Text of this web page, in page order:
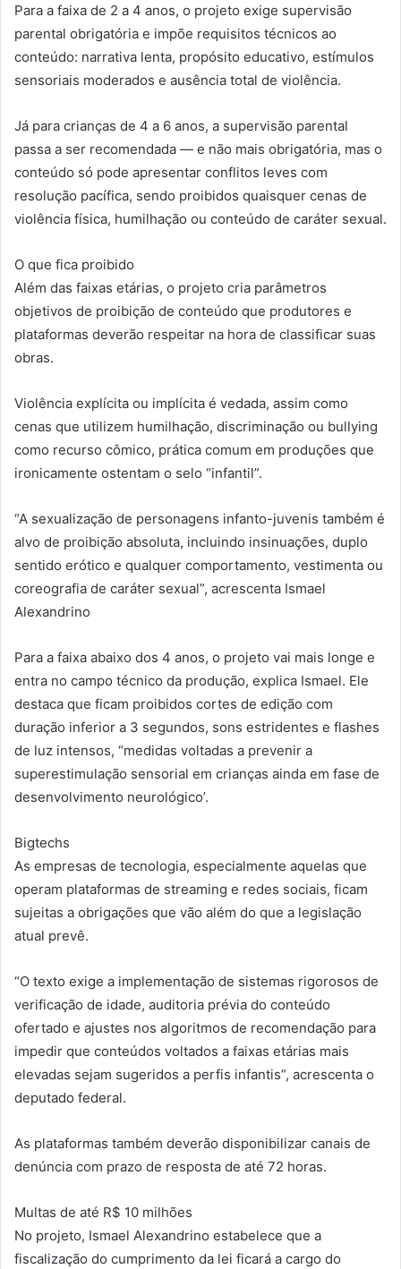
Para a faixa de 2 a 4 anos, o projeto exige supervisão
parental obrigatória e impõe requisitos técnicos ao
conteúdo: narrativa lenta, propósito educativo, estímulos
sensoriais moderados e ausência total de violência.
Já para crianças de 4 a 6 anos, a supervisão parental
passa a ser recomendada — e não mais obrigatória, mas o
conteúdo só pode apresentar conflitos leves com
resolução pacífica, sendo proibidos quaisquer cenas de
violência física, humilhação ou conteúdo de caráter sexual.
O que fica proibido
Além das faixas etárias, o projeto cria parâmetros
objetivos de proibição de conteúdo que produtores e
plataformas deverão respeitar na hora de classificar suas
obras.
Violência explícita ou implícita é vedada, assim como
cenas que utilizem humilhação, discriminação ou bullying
como recurso cômico, prática comum em produções que
ironicamente ostentam o selo “infantil”.
“A sexualização de personagens infanto-juvenis também é
alvo de proibição absoluta, incluindo insinuações, duplo
sentido erótico e qualquer comportamento, vestimenta ou
coreografia de caráter sexual”, acrescenta Ismael
Alexandrino
Para a faixa abaixo dos 4 anos, o projeto vai mais longe e
entra no campo técnico da produção, explica Ismael. Ele
destaca que ficam proibidos cortes de edição com
duração inferior a 3 segundos, sons estridentes e flashes
de luz intensos, “medidas voltadas a prevenir a
superestimulação sensorial em crianças ainda em fase de
desenvolvimento neurológico’.
Bigtechs
As empresas de tecnologia, especialmente aquelas que
operam plataformas de streaming e redes sociais, ficam
sujeitas a obrigações que vão além do que a legislação
atual prevê.
“O texto exige a implementação de sistemas rigorosos de
verificação de idade, auditoria prévia do conteúdo
ofertado e ajustes nos algoritmos de recomendação para
impedir que conteúdos voltados a faixas etárias mais
elevadas sejam sugeridos a perfis infantis”, acrescenta o
deputado federal.
As plataformas também deverão disponibilizar canais de
denúncia com prazo de resposta de até 72 horas.
Multas de até R$ 10 milhões
No projeto, Ismael Alexandrino estabelece que a
fiscalização do cumprimento da lei ficará a cargo do